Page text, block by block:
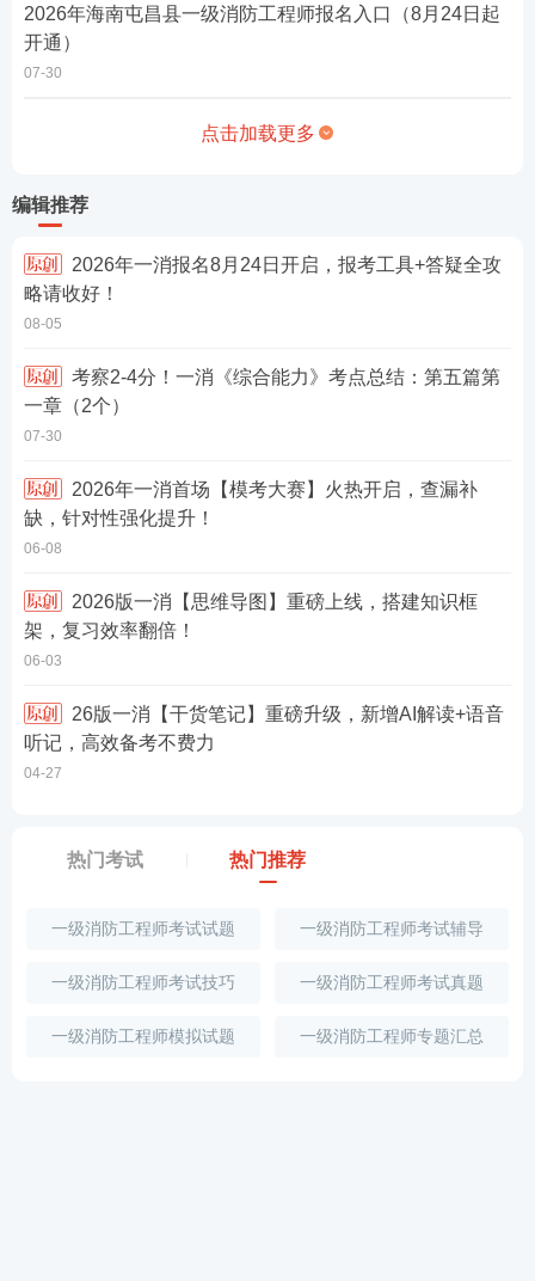
2026年海南屯昌县一级消防工程师报名入口（8月24日起
开通）
07-30
点击加载更多
编辑推荐
略请收好！
08-05
一章（2个）
07-30
缺，针对性强化提升！
06-08
架，复习效率翻倍！
06-03
听记，高效备考不费力
04-27
热门考试 热门推荐
一级消防工程师考试试题 一级消防工程师考试辅导
一级消防工程师考试技巧 一级消防工程师考试真题
一级消防工程师模拟试题 一级消防工程师专题汇总